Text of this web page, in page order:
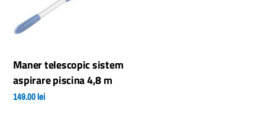
Maner telescopic sistem
aspirare piscina 4,8 m
149.00lei